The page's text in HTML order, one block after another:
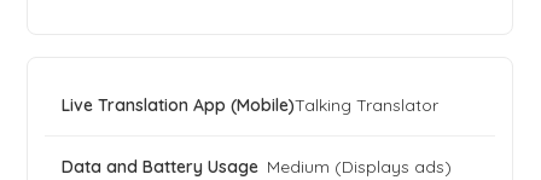
Talking Translator
Medium (Displays ads)